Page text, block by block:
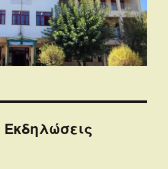
Εκδηλώσεις